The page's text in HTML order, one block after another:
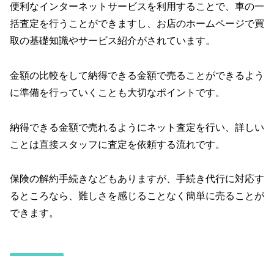
便利なインターネットサービスを利用することで、車の一
括査定を行うことができますし、お店のホームページで買
取の基礎知識やサービス紹介がされています。
金額の比較をして納得できる金額で売ることができるよう
に準備を行っていくことも大切なポイントです。
納得できる金額で売れるようにネット査定を行い、詳しい
ことは直接スタッフに査定を依頼する流れです。
保険の解約手続きなどもありますが、手続き代行に対応す
るところなら、難しさを感じることなく簡単に売ることが
できます。